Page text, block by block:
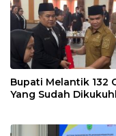
Bupati Melantik 132
Yang Sudah